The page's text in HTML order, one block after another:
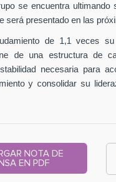
se encuentra ultimando
será presentado en las
de 1,1 veces su
de una estructura de
necesaria para
y consolidar su
NOTA DE
EN PDF